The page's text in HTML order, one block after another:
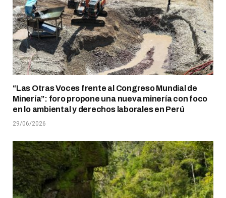
“Las Otras Voces frente al Congreso Mundial de
Minería”: foro propone una nueva minería con foco
en lo ambiental y derechos laborales en Perú
29/06/2026